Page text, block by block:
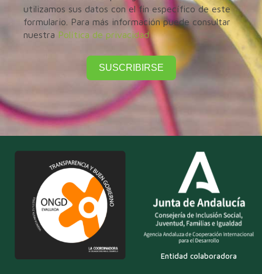
utilizamos sus datos con el fin específico de este
formulario. Para más información puede consultar
nuestra Política de privacidad
SUSCRIBIRSE
Entidad colaboradora